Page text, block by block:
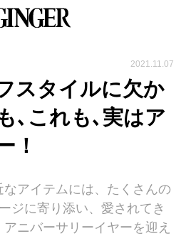
2021.11.07
スタイルに欠か
､これも､実はア
！
アイテムには、たくさんの
ジに寄り添い、愛されてき
ニバーサリーイヤーを迎え